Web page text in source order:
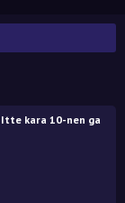
Itte kara 10-nen ga